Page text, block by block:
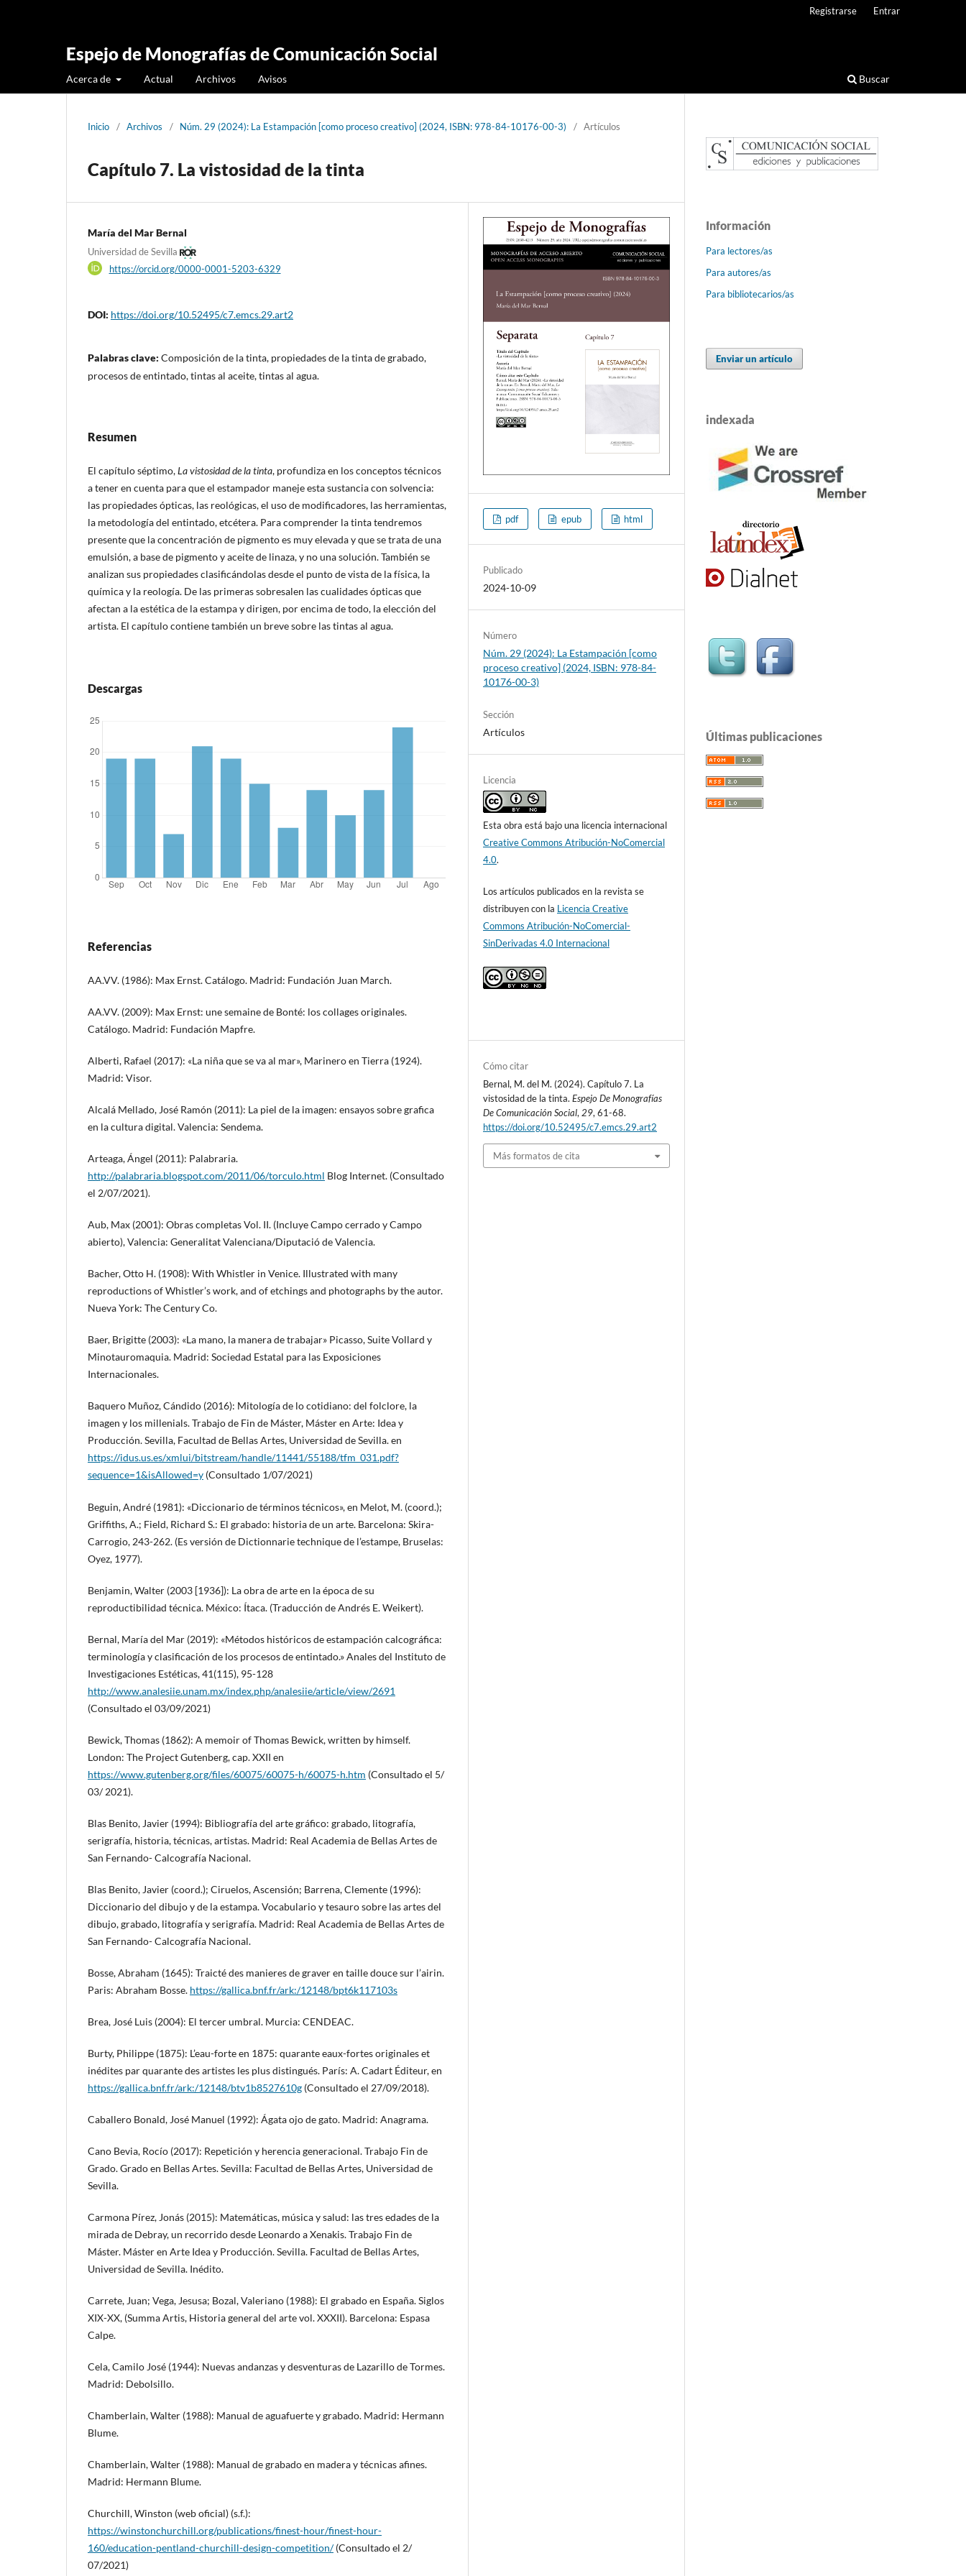
Espejo de Monografías de Comunicación Social
Acerca de Actual Archivos Avisos Buscar
Registrarse Entrar
Inicio / Archivos / Núm. 29 (2024): La Estampación [como proceso creativo] (2024, ISBN: 978-84-10176-00-3) / Artículos
Capítulo 7. La vistosidad de la tinta
María del Mar Bernal
Universidad de Sevilla
https://orcid.org/0000-0001-5203-6329
DOI: https://doi.org/10.52495/c7.emcs.29.art2
Palabras clave: Composición de la tinta, propiedades de la tinta de grabado,
procesos de entintado, tintas al aceite, tintas al agua.
Resumen
El capítulo séptimo,La vistosidad de la tinta, profundiza en los conceptos técnicos
a tener en cuenta para que el estampador maneje esta sustancia con solvencia:
las propiedades ópticas, las reológicas, el uso de modificadores, las herramientas,
la metodología del entintado, etcétera. Para comprender la tinta tendremos
presente que la concentración de pigmento es muy elevada y que se trata de una
emulsión, a base de pigmento y aceite de linaza, y no una solución. También se
analizan sus propiedades clasificándolas desde el punto de vista de la física, la
química y la reología. De las primeras sobresalen las cualidades ópticas que
afectan a la estética de la estampa y dirigen, por encima de todo, la elección del
artista. El capítulo contiene también un breve sobre las tintas al agua.
Descargas
Referencias
AA.VV. (1986): Max Ernst. Catálogo. Madrid: Fundación Juan March.
AA.VV. (2009): Max Ernst: une semaine de Bonté: los collages originales.
Catálogo. Madrid: Fundación Mapfre.
Alberti, Rafael (2017): «La niña que se va al mar», Marinero en Tierra (1924).
Madrid: Visor.
Alcalá Mellado, José Ramón (2011): La piel de la imagen: ensayos sobre grafica
en la cultura digital. Valencia: Sendema.
Arteaga, Ángel (2011): Palabraria.
http://palabraria.blogspot.com/2011/06/torculo.html Blog Internet. (Consultado
el 2/07/2021).
Aub, Max (2001): Obras completas Vol. II. (Incluye Campo cerrado y Campo
abierto), Valencia: Generalitat Valenciana/Diputació de Valencia.
Bacher, Otto H. (1908): With Whistler in Venice. Illustrated with many
reproductions of Whistler’s work, and of etchings and photographs by the autor.
Nueva York: The Century Co.
Baer, Brigitte (2003): «La mano, la manera de trabajar» Picasso, Suite Vollard y
Minotauromaquia. Madrid: Sociedad Estatal para las Exposiciones
Internacionales.
Baquero Muñoz, Cándido (2016): Mitología de lo cotidiano: del folclore, la
imagen y los millenials. Trabajo de Fin de Máster, Máster en Arte: Idea y
Producción. Sevilla, Facultad de Bellas Artes, Universidad de Sevilla. en
https://idus.us.es/xmlui/bitstream/handle/11441/55188/tfm_031.pdf?
sequence=1&isAllowed=y (Consultado 1/07/2021)
Beguin, André (1981): «Diccionario de términos técnicos», en Melot, M. (coord.);
Griffiths, A.; Field, Richard S.: El grabado: historia de un arte. Barcelona: Skira-
Carrogio, 243-262. (Es versión de Dictionnarie technique de l’estampe, Bruselas:
Oyez, 1977).
Benjamin, Walter (2003 [1936]): La obra de arte en la época de su
reproductibilidad técnica. México: Ítaca. (Traducción de Andrés E. Weikert).
Bernal, María del Mar (2019): «Métodos históricos de estampación calcográfica:
terminología y clasificación de los procesos de entintado.» Anales del Instituto de
Investigaciones Estéticas, 41(115), 95-128
http://www.analesiie.unam.mx/index.php/analesiie/article/view/2691
(Consultado el 03/09/2021)
Bewick, Thomas (1862): A memoir of Thomas Bewick, written by himself.
London: The Project Gutenberg, cap. XXII en
https://www.gutenberg.org/files/60075/60075-h/60075-h.htm (Consultado el 5/
03/ 2021).
Blas Benito, Javier (1994): Bibliografía del arte gráfico: grabado, litografía,
serigrafía, historia, técnicas, artistas. Madrid: Real Academia de Bellas Artes de
San Fernando- Calcografía Nacional.
Blas Benito, Javier (coord.); Ciruelos, Ascensión; Barrena, Clemente (1996):
Diccionario del dibujo y de la estampa. Vocabulario y tesauro sobre las artes del
dibujo, grabado, litografía y serigrafía. Madrid: Real Academia de Bellas Artes de
San Fernando- Calcografía Nacional.
Bosse, Abraham (1645): Traicté des manieres de graver en taille douce sur l’airin.
Paris: Abraham Bosse. https://gallica.bnf.fr/ark:/12148/bpt6k117103s
Brea, José Luis (2004): El tercer umbral. Murcia: CENDEAC.
Burty, Philippe (1875): L’eau-forte en 1875: quarante eaux-fortes originales et
inédites par quarante des artistes les plus distingués. París: A. Cadart Éditeur, en
https://gallica.bnf.fr/ark:/12148/btv1b8527610g (Consultado el 27/09/2018).
Caballero Bonald, José Manuel (1992): Ágata ojo de gato. Madrid: Anagrama.
Cano Bevia, Rocío (2017): Repetición y herencia generacional. Trabajo Fin de
Grado. Grado en Bellas Artes. Sevilla: Facultad de Bellas Artes, Universidad de
Sevilla.
Carmona Pírez, Jonás (2015): Matemáticas, música y salud: las tres edades de la
mirada de Debray, un recorrido desde Leonardo a Xenakis. Trabajo Fin de
Máster. Máster en Arte Idea y Producción. Sevilla. Facultad de Bellas Artes,
Universidad de Sevilla. Inédito.
Carrete, Juan; Vega, Jesusa; Bozal, Valeriano (1988): El grabado en España. Siglos
XIX-XX, (Summa Artis, Historia general del arte vol. XXXII). Barcelona: Espasa
Calpe.
Cela, Camilo José (1944): Nuevas andanzas y desventuras de Lazarillo de Tormes.
Madrid: Debolsillo.
Chamberlain, Walter (1988): Manual de aguafuerte y grabado. Madrid: Hermann
Blume.
Chamberlain, Walter (1988): Manual de grabado en madera y técnicas afines.
Madrid: Hermann Blume.
Churchill, Winston (web oficial) (s.f.):
https://winstonchurchill.org/publications/finest-hour/finest-hour-
160/education-pentland-churchill-design-competition/(Consultado el 2/
07/2021)
pdf epub html
Publicado
2024-10-09
Número
Núm. 29 (2024): La Estampación [como
proceso creativo] (2024, ISBN: 978-84-
10176-00-3)
Sección
Artículos
Licencia
Esta obra está bajo una licencia internacional
Creative Commons Atribución-NoComercial
4.0.
Los artículos publicados en la revista se
distribuyen con la Licencia Creative
Commons Atribución-NoComercial-
SinDerivadas 4.0 Internacional
Cómo citar
Bernal, M. del M. (2024). Capítulo 7. La
vistosidad de la tinta.Espejo De Monografías
De Comunicación Social, 29, 61-68.
https://doi.org/10.52495/c7.emcs.29.art2
Más formatos de cita
Información
Para lectores/as
Para autores/as
Para bibliotecarios/as
Enviar un artículo
indexada
Últimas publicaciones